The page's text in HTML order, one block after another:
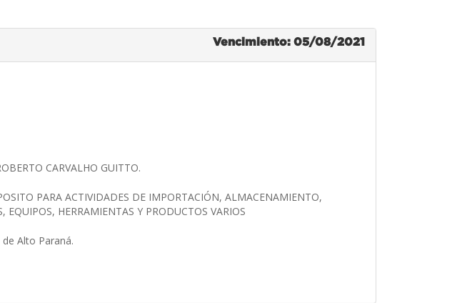
Vencimiento: 05/08/2021
CARVALHO GUITTO.
PARA ACTIVIDADES DE IMPORTACIÓN, ALMACENAMIENTO,
HERRAMIENTAS Y PRODUCTOS VARIOS
Alto Paraná.